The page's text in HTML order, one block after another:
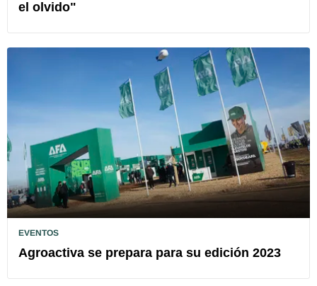
el olvido"
EVENTOS
Agroactiva se prepara para su edición 2023